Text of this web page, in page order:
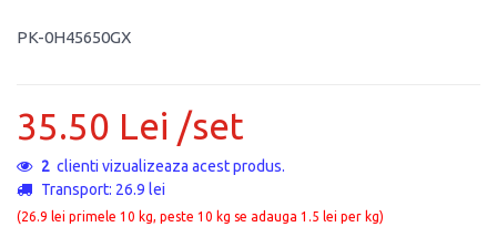
PK-0H45650GX
35.50 Lei /set
2 clienti vizualizeaza acest produs.
Transport: 26.9 lei
(26.9 lei primele 10 kg, peste 10 kg se adauga 1.5 lei per kg)